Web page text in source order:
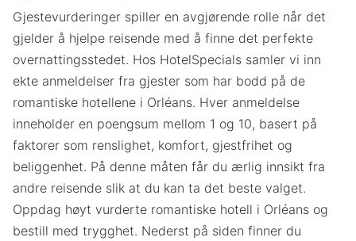
Gjestevurderinger spiller en avgjørende rolle når det
gjelder å hjelpe reisende med å finne det perfekte
overnattingsstedet. Hos HotelSpecials samler vi inn
ekte anmeldelser fra gjester som har bodd på de
romantiske hotellene i Orléans. Hver anmeldelse
inneholder en poengsum mellom 1 og 10, basert på
faktorer som renslighet, komfort, gjestfrihet og
beliggenhet. På denne måten får du ærlig innsikt fra
andre reisende slik at du kan ta det beste valget.
Oppdag høyt vurderte romantiske hotell i Orléans og
bestill med trygghet. Nederst på siden finner du